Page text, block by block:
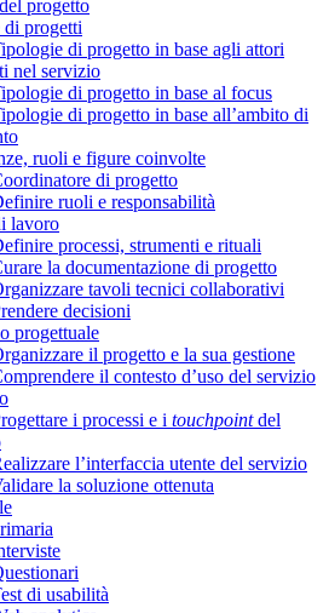
progetto
progetti
di progetto in base agli attori
nel servizio
di progetto in base al focus
di progetto in base all’ambito di
ruoli e figure coinvolte
di progetto
ruoli e responsabilità
lavoro
processi, strumenti e rituali
la documentazione di progetto
tavoli tecnici collaborativi
decisioni
progettuale
il progetto e la sua gestione
il contesto d’uso del servizio
i processi e i touchpointdel
l’interfaccia utente del servizio
la soluzione ottenuta
di usabilità